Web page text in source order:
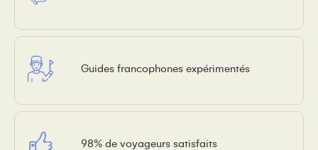
Guides francophones expérimentés
98% de voyageurs satisfaits